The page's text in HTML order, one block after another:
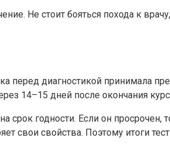
Не стоит бояться похода к
диагностикой принимала
14–15 дней после окончания
годности. Если он просрочен,
свои свойства. Поэтому итоги